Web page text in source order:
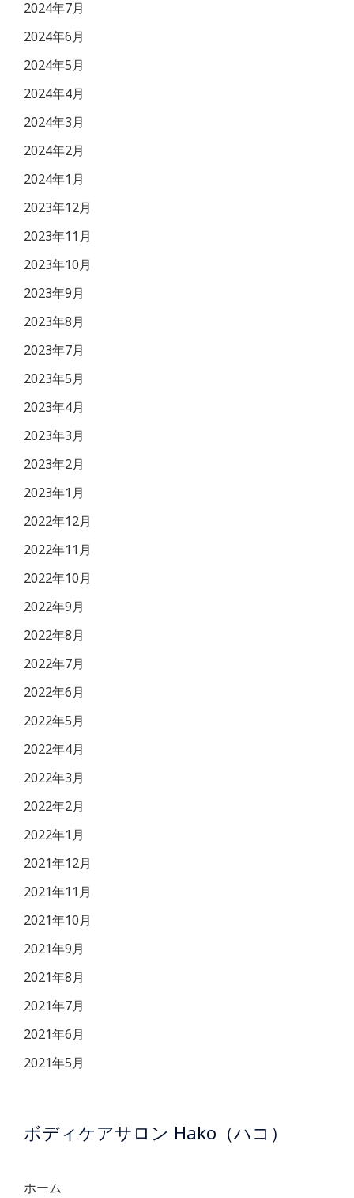
2024年7月
2024年6月
2024年5月
2024年4月
2024年3月
2024年2月
2024年1月
2023年12月
2023年11月
2023年10月
2023年9月
2023年8月
2023年7月
2023年5月
2023年4月
2023年3月
2023年2月
2023年1月
2022年12月
2022年11月
2022年10月
2022年9月
2022年8月
2022年7月
2022年6月
2022年5月
2022年4月
2022年3月
2022年2月
2022年1月
2021年12月
2021年11月
2021年10月
2021年9月
2021年8月
2021年7月
2021年6月
2021年5月
ボディケアサロン Hako（ハコ）
ホーム